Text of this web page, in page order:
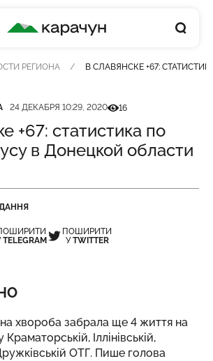
КАРАЧУН
РЕГИОНА В СЛАВЯНСКЕ +67:
24 ДЕКАБРЯ 10:29, 2020Кількість переглядів
16
+67: статистика по
в Донецкой области
TELEGRAM
ПОШИРИТИ
УTWITTER
хвороба забрала ще 4 життя на
Краматорській, Іллінівській,
ОТГ. Пише голова